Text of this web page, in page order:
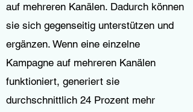
auf mehreren Kanälen. Dadurch können
sie sich gegenseitig unterstützen und
ergänzen. Wenn eine einzelne
Kampagne auf mehreren Kanälen
funktioniert, generiert sie
durchschnittlich 24 Prozent mehr